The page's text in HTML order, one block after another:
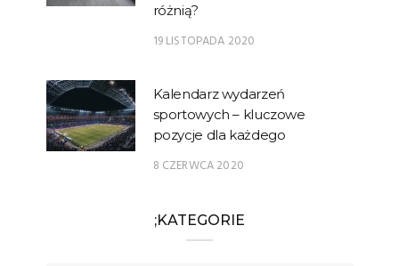
różnią?
19 LISTOPADA 2020
Kalendarz wydarzeń
sportowych – kluczowe
pozycje dla każdego
8 CZERWCA 2020
;KATEGORIE